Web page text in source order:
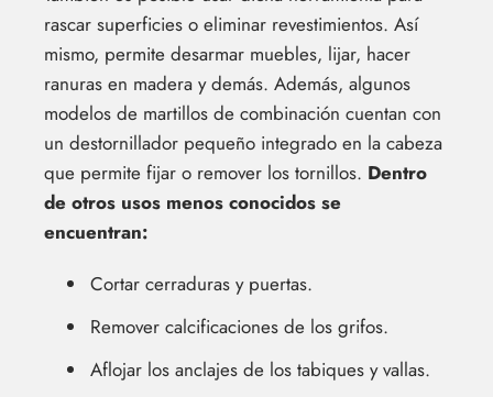
rascar superficies o eliminar revestimientos. Así
mismo, permite desarmar muebles, lijar, hacer
ranuras en madera y demás. Además, algunos
modelos de martillos de combinación cuentan con
un destornillador pequeño integrado en la cabeza
que permite fijar o remover los tornillos. Dentro
de otros usos menos conocidos se
encuentran:
Cortar cerraduras y puertas.
Remover calcificaciones de los grifos.
Aflojar los anclajes de los tabiques y vallas.